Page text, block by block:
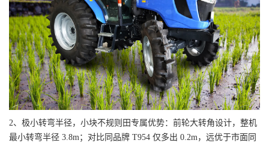
2、极小转弯半径，小块不规则田专属优势：前轮大转角设计，整机
最小转弯半径 3.8m；对比同品牌 T954 仅多出 0.2m，远优于市面同